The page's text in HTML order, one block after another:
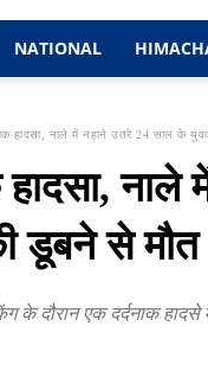
NATIONAL
हादसा, नाले में नहाने उतरे 24 साल के
हादसा,
डूबने से मौत
के दौरान एक दर्दनाक